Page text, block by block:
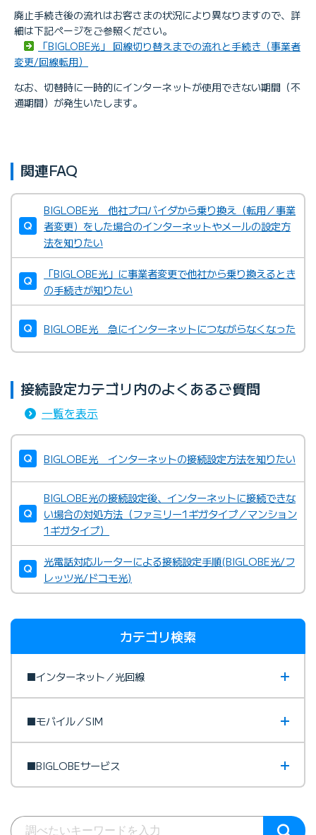
廃止手続き後の流れはお客さまの状況により異なりますので、詳
細は下記ページをご参照ください。
「BIGLOBE光」 回線切り替えまでの流れと手続き（事業者
変更/回線転用）
なお、切替時に一時的にインターネットが使用できない期間（不
通期間）が発生いたします。
関連FAQ
BIGLOBE光 他社プロバイダから乗り換え（転用／事業
者変更）をした場合のインターネットやメールの設定方
法を知りたい
「BIGLOBE光」に事業者変更で他社から乗り換えるとき
の手続きが知りたい
BIGLOBE光 急にインターネットにつながらなくなった
接続設定カテゴリ内のよくあるご質問
一覧を表示
BIGLOBE光 インターネットの接続設定方法を知りたい
BIGLOBE光の接続設定後、インターネットに接続できな
い場合の対処方法（ファミリー1ギガタイプ／マンション
1ギガタイプ）
光電話対応ルーターによる接続設定手順(BIGLOBE光/フ
レッツ光/ドコモ光)
カテゴリ検索
■インターネット／光回線
■モバイル／SIM
■BIGLOBEサービス